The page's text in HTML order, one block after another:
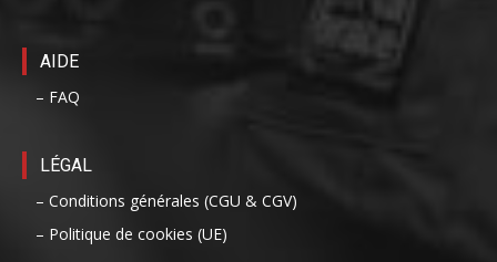
AIDE
– FAQ
LÉGAL
– Conditions générales (CGU & CGV)
– Politique de cookies (UE)